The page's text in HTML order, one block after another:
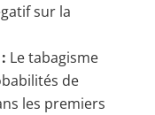
sur la
Le tabagisme
de
les premiers